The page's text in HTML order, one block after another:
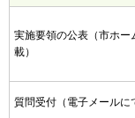
実施要領の公表（市ホー
載）
質問受付（電子メールに